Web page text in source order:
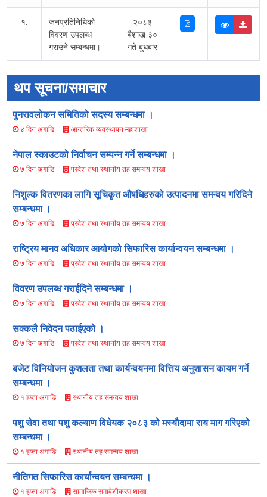
१.
जनप्रतिनिधिको
विवरण उपलब्ध
गराउने सम्बन्धमा।
२०८३
बैशाख ३०
गते बुधबार
थप सूचना/समाचार
पुनरावलोकन समितिको सदस्य सम्बन्धमा ।
४ दिन अगाडि आन्तरिक व्यवस्थापन महाशाखा
नेपाल स्काउटको निर्वाचन सम्पन्न गर्ने सम्बन्धमा ।
७ दिन अगाडि प्रदेश तथा स्थानीय तह समन्वय शाखा
निशुल्क वितरणका लागि सूचिकृत औषधिहरुको उत्पादनमा समन्वय गरिदिने
सम्बन्धमा ।
७ दिन अगाडि प्रदेश तथा स्थानीय तह समन्वय शाखा
राष्ट्रिय मानव अधिकार आयोगको सिफारिस कार्यान्वयन सम्बन्धमा ।
७ दिन अगाडि प्रदेश तथा स्थानीय तह समन्वय शाखा
विवरण उपलब्ध गराईदिने सम्बन्धमा ।
७ दिन अगाडि प्रदेश तथा स्थानीय तह समन्वय शाखा
सक्कलै निवेदन पठाईएको ।
७ दिन अगाडि प्रदेश तथा स्थानीय तह समन्वय शाखा
बजेट विनियोजन कुशलता तथा कार्यन्वयनमा वित्तिय अनुशासन कायम गर्ने
सम्बन्धमा ।
१ हप्ता अगाडि स्थानीय तह समन्वय शाखा
पशु सेवा तथा पशु कल्याण विधेयक २०८३ को मस्यौ‍दामा राय माग गरिएको
सम्बन्धमा ।
१ हप्ता अगाडि स्थानीय तह समन्वय शाखा
नीतिगत सिफारिस कार्यान्वयन सम्बन्धमा ।
१ हप्ता अगाडि सामाजिक समावेशीकरण शाखा